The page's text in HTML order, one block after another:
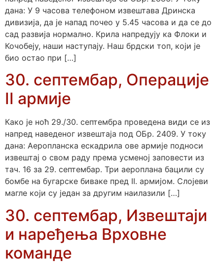
дана: У 9 часова телефоном извештава Дринска
дивизија, да је напад почео у 5.45 часова и да се до
сад развија нормално. Крила напредују ка Флоки и
Кочобеју, наши наступају. Наш брдски топ, који је
био остао при […]
30. септембар, Операције
II армије
Како је ноћ 29./30. септембра проведена види се из
напред наведеног извештаја под ОБр. 2409. У току
дана: Аеропланска ескадрила ове армије подноси
извештај о свом раду према усменој заповести из
тач. 16 за 29. септембар. Три аероплана бацили су
бомбе на бугарске биваке пред II. армијом. Слојеви
магле који су један за другим наилазили […]
30. септембар, Извештаји
и наређења Врховне
команде